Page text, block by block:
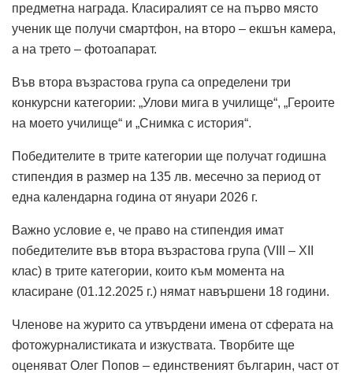
предметна награда. Класиралият се на първо място
ученик ще получи смартфон, на второ – екшън камера,
а на трето – фотоапарат.
Във втора възрастова група са определени три
конкурсни категории: „Улови мига в училище“, „Героите
на моето училище“ и „Снимка с история“.
Победителите в трите категории ще получат годишна
стипендия в размер на 135 лв. месечно за период от
една календарна година от януари 2026 г.
Важно условие е, че право на стипендия имат
победителите във втора възрастова група (VIII – XII
клас) в трите категории, които към момента на
класиране (01.12.2025 г.) нямат навършени 18 години.
Членове на журито са утвърдени имена от сферата на
фотожурналистиката и изкуствата. Творбите ще
оценяват Олег Попов – единственият българин, част от